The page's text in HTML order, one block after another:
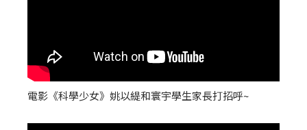
電影《科學少女》姚以緹和寰宇學生家長打招呼~